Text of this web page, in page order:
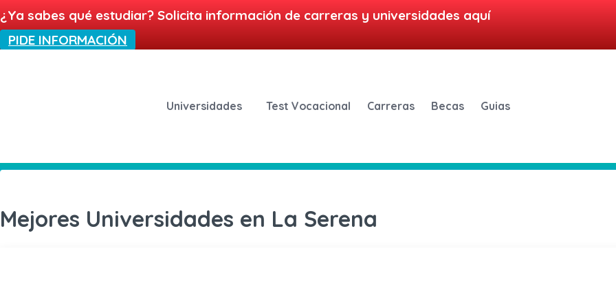
¿Ya sabes qué estudiar? Solicita información de carreras y universidades aquí
PIDE INFORMACIÓN
Universidades Test Vocacional Carreras Becas Guias
Mejores Universidades en La Serena